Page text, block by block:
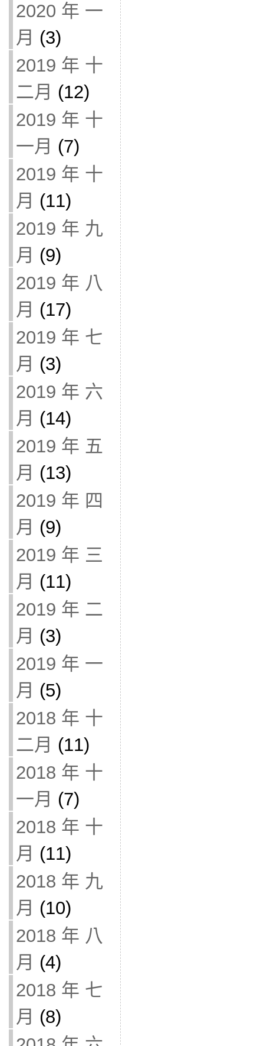
2020 年 一
月 (3)
2019 年 十
二月 (12)
2019 年 十
一月 (7)
2019 年 十
月 (11)
2019 年 九
月 (9)
2019 年 八
月 (17)
2019 年 七
月 (3)
2019 年 六
月 (14)
2019 年 五
月 (13)
2019 年 四
月 (9)
2019 年 三
月 (11)
2019 年 二
月 (3)
2019 年 一
月 (5)
2018 年 十
二月 (11)
2018 年 十
一月 (7)
2018 年 十
月 (11)
2018 年 九
月 (10)
2018 年 八
月 (4)
2018 年 七
月 (8)